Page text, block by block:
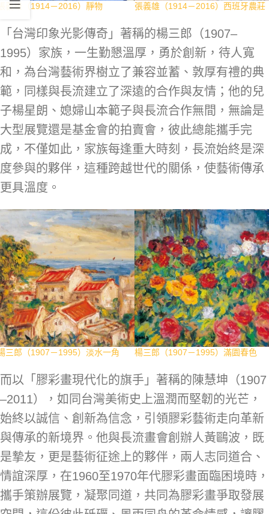
義雄（1914－2016）靜物 張義雄（1914－2016）西班牙農莊
「台灣印象光影傳奇」著稱的楊三郎（1907–
1995）家族，一生勤懇溫厚，勇於創新，待人寬
和，為台灣藝術界樹立了兼容並蓄、敦厚有禮的典
範，同樣與長流建立了深遠的合作與友情；他的兒
子楊星朗、媳婦山本範子與長流合作無間，無論是
大型展覽還是基金會的拍賣會，彼此總能攜手完
成，不僅如此，家族每逢重大時刻，長流始終是深
度參與的夥伴，這種跨越世代的關係，使藝術傳承
更具溫度。
三郎（1907－1995）淡水一角 楊三郎（1907－1995）滿園春色
而以「膠彩畫現代化的旗手」著稱的陳慧坤（1907
–2011），如同台灣美術史上溫潤而堅韌的光芒，
始終以誠信、創新為信念，引領膠彩藝術走向革新
與傳承的新境界。他與長流畫會創辦人黃鷗波，既
是摯友，更是藝術征途上的夥伴，兩人志同道合、
情誼深厚，在1960至1970年代膠彩畫面臨困境時，
攜手策辦展覽，凝聚同道，共同為膠彩畫爭取發展